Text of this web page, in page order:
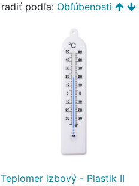
radiť podľa: Obľúbenosti
Teplomer izbový - Plastik II